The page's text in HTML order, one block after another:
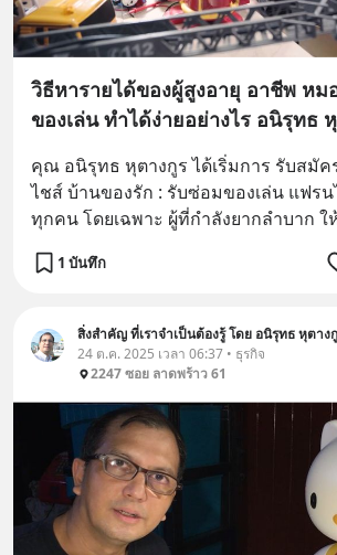
วิธีหารายได้ของผู้สูงอายุ อาชีพ หม
ของเล่น ทำได้ง่ายอย่างไร อนิรุทธ
คุณ อนิรุทธ หุตางกูร ได้เริ่มการ รับสมั
ไชส์ บ้านของรัก : รับซ่อมของเล่น แฟร
ทุกคน โดยเฉพาะ ผู้ที่กำลังยากลำบาก ใ
1 บันทึก
สิ่งสำคัญ ที่เราจำเป็นต้องรู้ โดย อนิรุทธ หุตาง
24 ต.ค. 2025 เวลา 06:37 • ธุรกิจ
2247 ซอย ลาดพร้าว 61